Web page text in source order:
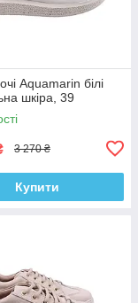
Aquamarin білі
шкіра, 39
3 270 ₴
Купити